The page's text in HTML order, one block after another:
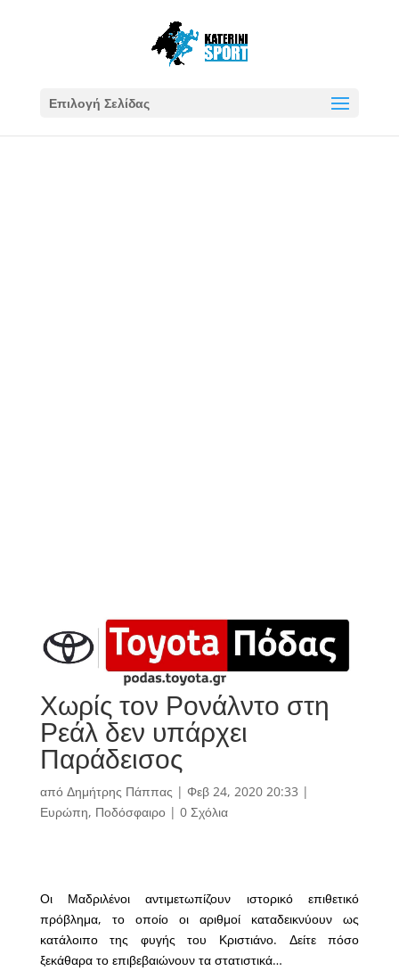
Επιλογή Σελίδας
Χωρίς τον Ρονάλντο στη
Ρεάλ δεν υπάρχει
Παράδεισος
από Δημήτρης Πάππας | Φεβ 24, 2020 20:33 |
Ευρώπη, Ποδόσφαιρο| 0 Σχόλια
Οι Μαδριλένοι αντιμετωπίζουν ιστορικό επιθετικό
πρόβλημα, το οποίο οι αριθμοί καταδεικνύουν ως
κατάλοιπο της φυγής του Κριστιάνο. Δείτε πόσο
ξεκάθαρα το επιβεβαιώνουν τα στατιστικά…